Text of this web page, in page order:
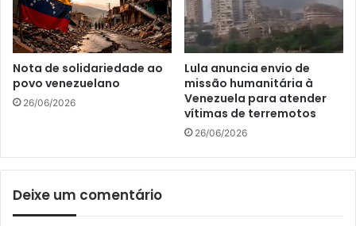
Nota de solidariedade ao
povo venezuelano
26/06/2026
Lula anuncia envio de
missão humanitária à
Venezuela para atender
vítimas de terremotos
26/06/2026
Deixe um comentário